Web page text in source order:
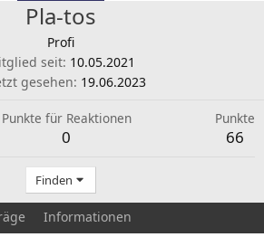
Pla-tos
Profi
seit 10.05.2021
gesehen 19.06.2023
Punkte für Reaktionen
0
Punkte
66
Finden
Informationen